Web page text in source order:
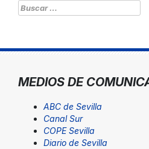
Buscar:
MEDIOS DE
ABC de Sevilla
Canal Sur
COPE Sevilla
Diario de Sevilla